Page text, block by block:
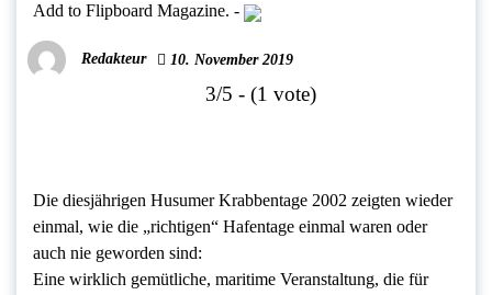
Add to Flipboard Magazine. -
Redakteur 10. November 2019
3/5 - (1 vote)
Die diesjährigen Husumer Krabbentage 2002 zeigten wieder
einmal, wie die „richtigen“ Hafentage einmal waren oder
auch nie geworden sind:
Eine wirklich gemütliche, maritime Veranstaltung, die für